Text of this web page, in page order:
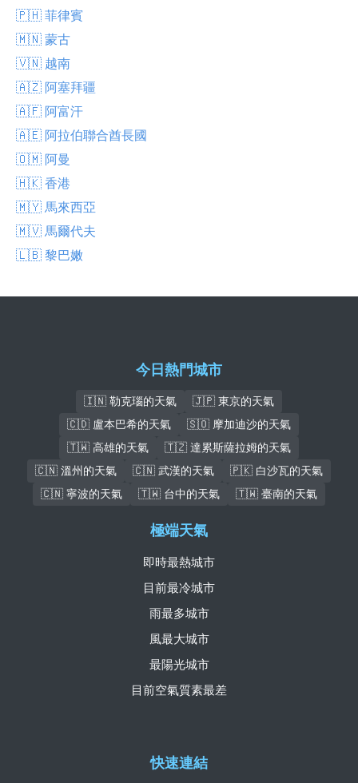
🇵🇭 菲律賓
🇲🇳 蒙古
🇻🇳 越南
🇦🇿 阿塞拜疆
🇦🇫 阿富汗
🇦🇪 阿拉伯聯合酋長國
🇴🇲 阿曼
🇭🇰 香港
🇲🇾 馬來西亞
🇲🇻 馬爾代夫
🇱🇧 黎巴嫩
今日熱門城市
🇮🇳 勒克瑙的天氣
🇯🇵 東京的天氣
🇨🇩 盧本巴希的天氣
🇸🇴 摩加迪沙的天氣
🇹🇼 高雄的天氣
🇹🇿 達累斯薩拉姆的天氣
🇨🇳 溫州的天氣
🇨🇳 武漢的天氣
🇵🇰 白沙瓦的天氣
🇨🇳 寧波的天氣
🇹🇼 台中的天氣 🇹🇼 臺南的天氣
快速連結
極端天氣
即時最熱城市
目前最冷城市
雨最多城市
風最大城市
最陽光城市
目前空氣質素最差